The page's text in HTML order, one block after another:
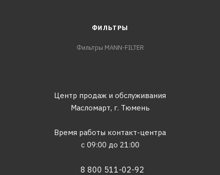
ФИЛЬТРЫ
Фильтры MANN-FILTER
Центр продаж и обслуживания
Масломарт, г. Тюмень
Время работы контакт-центра
с 09:00 до 21:00
8 800 511-02-92